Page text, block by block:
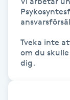
Hudvård
Hyaluronsyra
Hyperhidros
Tveka inte
om du
dig.